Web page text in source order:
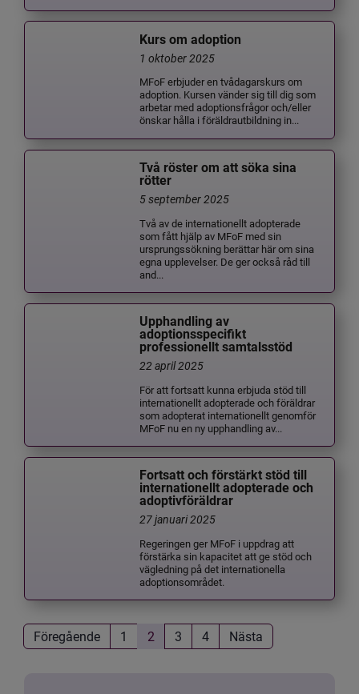
Kurs om adoption
1 oktober 2025
MFoF erbjuder en tvådagarskurs om
adoption. Kursen vänder sig till dig som
arbetar med adoptionsfrågor och/eller
önskar hålla i föräldrautbildning in...
Två röster om att söka sina
rötter
5 september 2025
Två av de internationellt adopterade
som fått hjälp av MFoF med sin
ursprungssökning berättar här om sina
egna upplevelser. De ger också råd till
and...
Upphandling av
adoptionsspecifikt
professionellt samtalsstöd
22 april 2025
För att fortsatt kunna erbjuda stöd till
internationellt adopterade och föräldrar
som adopterat internationellt genomför
MFoF nu en ny upphandling av...
Fortsatt och förstärkt stöd till
internationellt adopterade och
adoptivföräldrar
27 januari 2025
Regeringen ger MFoF i uppdrag att
förstärka sin kapacitet att ge stöd och
vägledning på det internationella
adoptionsområdet.
Föregående 1 2 3 4 Nästa